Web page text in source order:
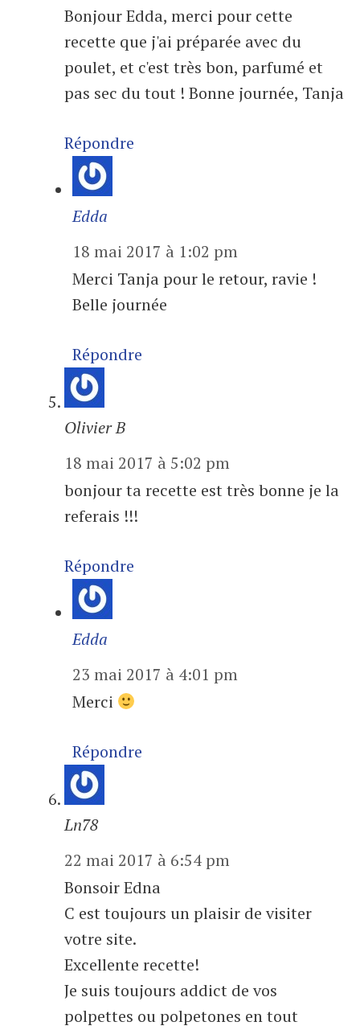
Bonjour Edda, merci pour cette
recette que j'ai préparée avec du
poulet, et c'est très bon, parfumé et
pas sec du tout ! Bonne journée, Tanja
Répondre
Edda
18 mai 2017 à 1:02 pm
Merci Tanja pour le retour, ravie !
Belle journée
Répondre
Olivier B
18 mai 2017 à 5:02 pm
bonjour ta recette est très bonne je la
referais !!!
Répondre
Edda
23 mai 2017 à 4:01 pm
Merci
Répondre
Ln78
22 mai 2017 à 6:54 pm
Bonsoir Edna
C est toujours un plaisir de visiter
votre site.
Excellente recette!
Je suis toujours addict de vos
polpettes ou polpetones en tout